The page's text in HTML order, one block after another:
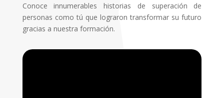
Conoce innumerables historias de superación de
personas como tú que lograron transformar su futuro
gracias a nuestra formación.